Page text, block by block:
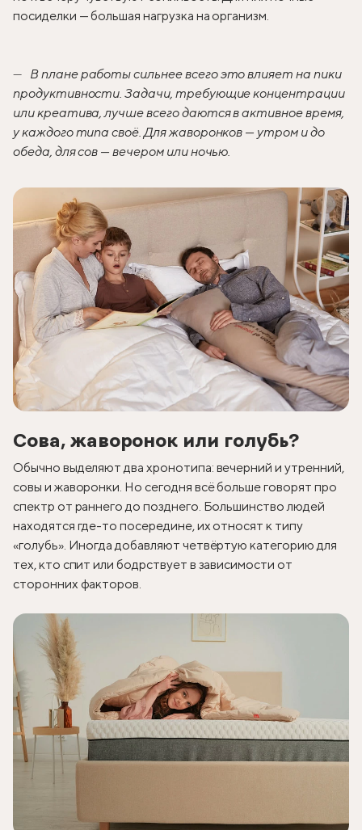
посиделки — большая нагрузка на организм.
В плане работы сильнее всего это влияет на пики
продуктивности. Задачи, требующие концентрации
или креатива, лучше всего даются в активное время,
у каждого типа своё. Для жаворонков — утром и до
обеда, для сов — вечером или ночью.
Сова, жаворонок или голубь?
Обычно выделяют два хронотипа: вечерний и утренний,
совы и жаворонки. Но сегодня всё больше говорят про
спектр от раннего до позднего. Большинство людей
находятся где-то посередине, их относят к типу
«голубь». Иногда добавляют четвёртую категорию для
тех, кто спит или бодрствует в зависимости от
сторонних факторов.